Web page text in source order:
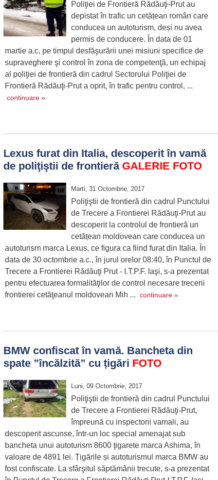
Poliţiei de Frontieră Rădăuţi-Prut au
depistat în trafic un cetățean român care
conducea un autoturism, deși nu avea
permis de conducere. În data de 01
martie a.c, pe timpul desfăşurării unei misiuni specifice de
supraveghere şi control în zona de competenţă, un echipaj
al poliţiei de frontieră din cadrul Sectorului Poliţiei de
Frontieră Rădăuţi-Prut a oprit, în trafic pentru control, ...
continuare »
Lexus furat din Italia, descoperit în vamă
de poliţiştii de frontieră GALERIE FOTO
Marti, 31 Octombrie, 2017
Poliţiştii de frontieră din cadrul Punctului
de Trecere a Frontierei Rădăuţi-Prut au
descoperit la controlul de frontieră un
cetățean moldovean care conducea un
autoturism marca Lexus, ce figura ca fiind furat din Italia. În
data de 30 octombrie a.c., în jurul orelor 08:40, în Punctul de
Trecere a Frontierei Rădăuţi Prut - I.T.P.F. Iaşi, s-a prezentat
pentru efectuarea formalităţilor de control necesare trecerii
frontierei cetăţeanul moldovean Mih ... continuare »
BMW confiscat în vamă. Bancheta din
spate ”încălzită” cu țigări FOTO
Luni, 09 Octombrie, 2017
Poliţiştii de frontieră din cadrul Punctului
de Trecere a Frontierei Rădăuţi-Prut,
împreună cu inspectorii vamali, au
descoperit ascunse, într-un loc special amenajat sub
bancheta unui autoturism 8600 ţigarete marca Ashima, în
valoare de 4891 lei. Țigările și autoturismul marca BMW au
fost confiscate. La sfârşitul săptămânii trecute, s-a prezentat